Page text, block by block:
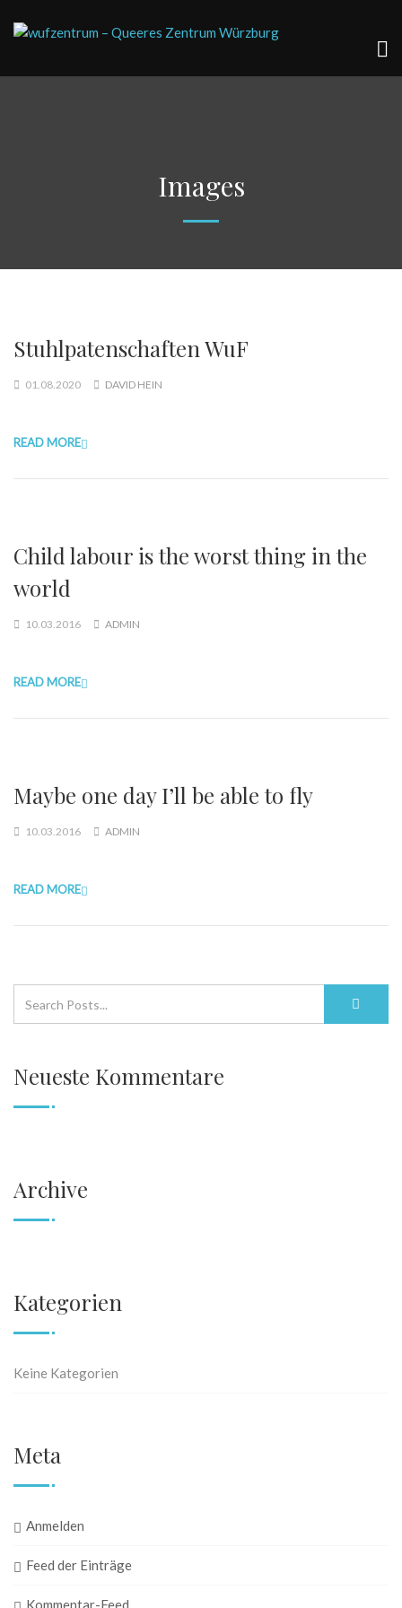
Images
Stuhlpatenschaften WuF
01.08.2020 DAVID HEIN
READ MORE
Child labour is the worst thing in the
world
10.03.2016 ADMIN
READ MORE
Maybe one day I’ll be able to fly
10.03.2016 ADMIN
READ MORE
Neueste Kommentare
Archive
Kategorien
Keine Kategorien
Meta
Anmelden
Feed der Einträge
Kommentar-Feed